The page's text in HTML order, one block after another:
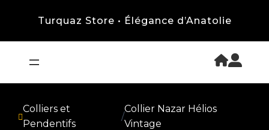
Turquaz Store • Élégance d’Anatolie
Colliers et
Pendentifs
/
Collier Nazar Hélios
Vintage